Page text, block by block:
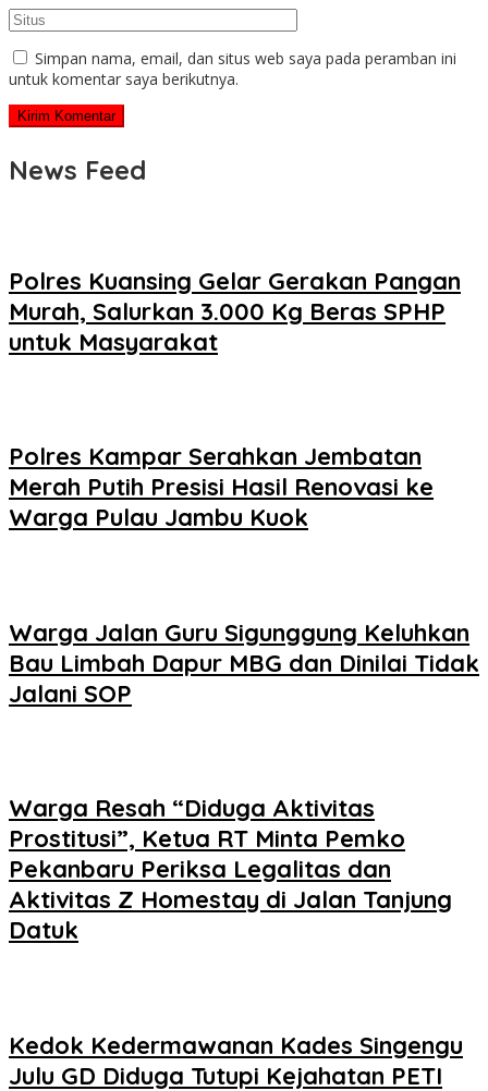
Simpan nama, email, dan situs web saya pada peramban ini
untuk komentar saya berikutnya.
News Feed
Polres Kuansing Gelar Gerakan Pangan
Murah, Salurkan 3.000 Kg Beras SPHP
untuk Masyarakat
Polres Kampar Serahkan Jembatan
Merah Putih Presisi Hasil Renovasi ke
Warga Pulau Jambu Kuok
Warga Jalan Guru Sigunggung Keluhkan
Bau Limbah Dapur MBG dan Dinilai Tidak
Jalani SOP
Warga Resah “Diduga Aktivitas
Prostitusi”, Ketua RT Minta Pemko
Pekanbaru Periksa Legalitas dan
Aktivitas Z Homestay di Jalan Tanjung
Datuk
Kedok Kedermawanan Kades Singengu
Julu GD Diduga Tutupi Kejahatan PETI